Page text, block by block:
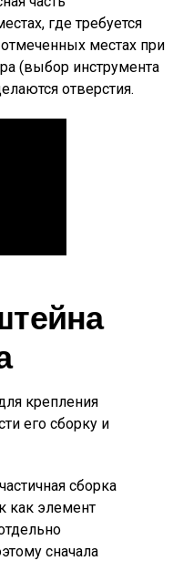
где требуется
местах при
(выбор инструмента
отверстия.
крепления
его сборку и
сборка
как элемент
сначала